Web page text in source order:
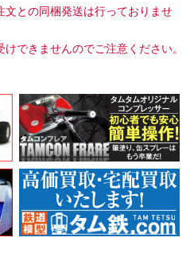
文との同梱発送は行っておりませ
できませんのでご注意ください。